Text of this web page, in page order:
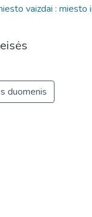
vaizdai :
duomenis